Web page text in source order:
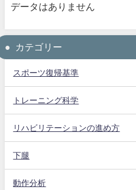
データはありません
カテゴリー
スポーツ復帰基準
トレーニング科学
リハビリテーションの進め方
下腿
動作分析